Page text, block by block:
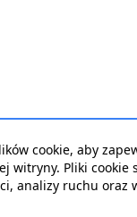
cookie, aby
witryny. Pliki cookie
analizy ruchu oraz